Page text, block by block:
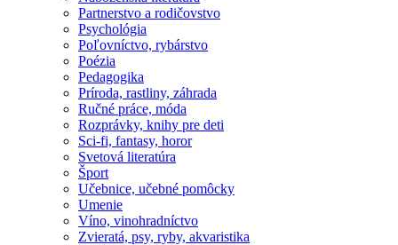
Partnerstvo a rodičovstvo
Psychológia
Poľovníctvo, rybárstvo
Poézia
Pedagogika
Príroda, rastliny, záhrada
Ručné práce, móda
Rozprávky, knihy pre deti
Sci-fi, fantasy, horor
Svetová literatúra
Šport
Učebnice, učebné pomôcky
Umenie
Víno, vinohradníctvo
Zvieratá, psy, ryby, akvaristika